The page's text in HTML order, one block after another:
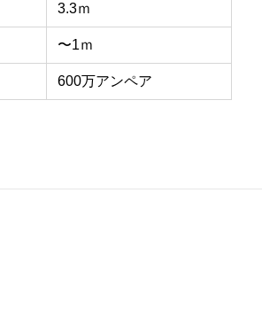
3.3ｍ
〜1ｍ
600万アンペア